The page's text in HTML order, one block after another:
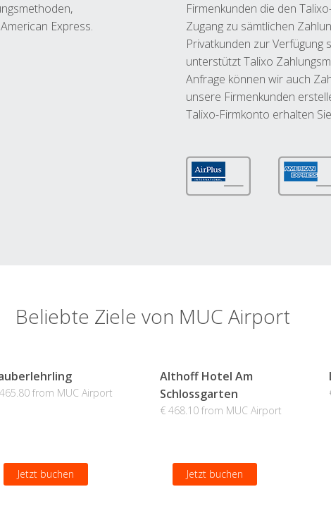
Express.
Firmenkunden die den
Zugang zu sämtlichen
Privatkunden zur Verfügung
unterstützt Talixo
Anfrage können wir auch
unsere Firmenkunden
Talixo-Firmkonto erhalten Sie
Beliebte Ziele von MUC Airport
from MUC Airport
Jetzt buchen
Althoff Hotel Am
Schlossgarten
€ 468.10 from MUC Airport
Jetzt buchen